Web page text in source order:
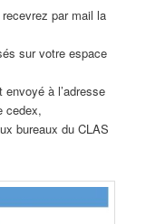
par mail la
sur votre espace
envoyé à l’adresse
cedex,
bureaux du CLAS